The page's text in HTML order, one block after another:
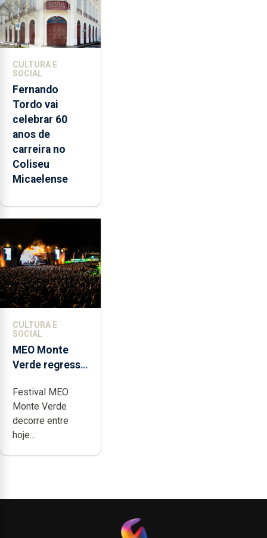
paixão”
CULTURA E
SOCIAL
Fernando
Tordo vai
celebrar 60
anos de
carreira no
Coliseu
Micaelense
CULTURA E
SOCIAL
MEO Monte
Verde regressa
acessibilidade
Festival MEO
Monte Verde
decorre entre
hoje...